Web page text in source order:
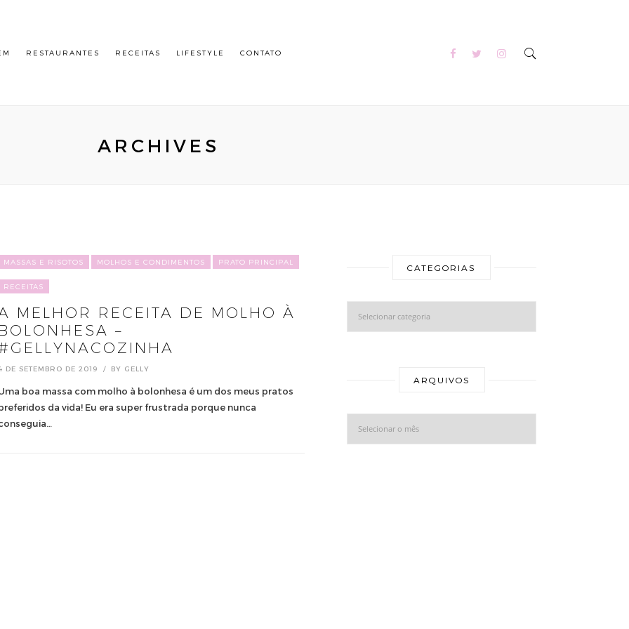
RESTAURANTES RECEITAS LIFESTYLE CONTATO
ARCHIVES
MASSAS E RISOTOS MOLHOS E CONDIMENTOS PRATO PRINCIPAL
RECEITAS
MELHOR RECEITA DE MOLHO À
–
DE SETEMBRO DE 2019 BY GELLY
boa massa com molho à bolonhesa é um dos meus pratos
da vida! Eu era super frustrada porque nunca
CATEGORIAS
Categorias
ARQUIVOS